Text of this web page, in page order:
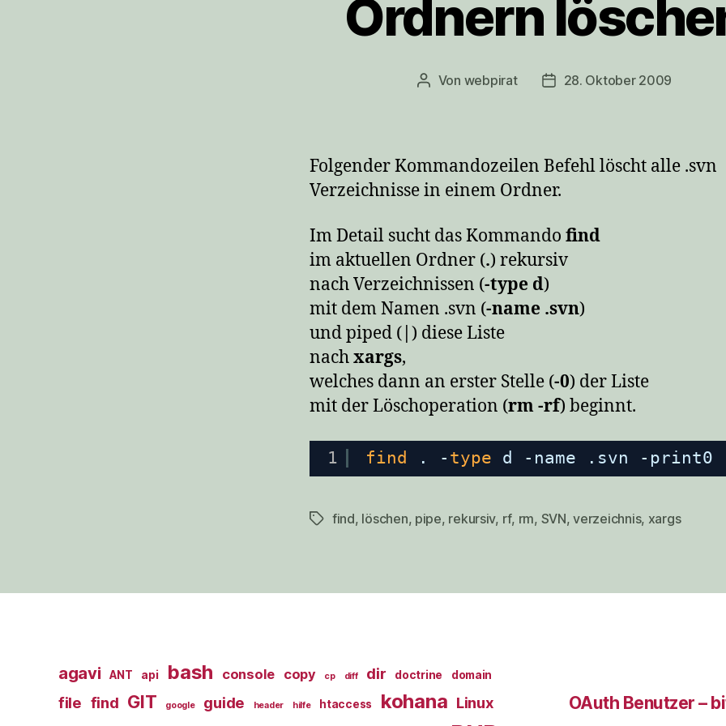
Ordnern
Beitragsautor
Von webpirat Veröffentlichungsdatum
28. Oktober 2009
Folgender Kommandozeilen Befehl löscht alle .svn
Verzeichnisse in einem Ordner.
Im Detail sucht das Kommando find
im aktuellen Ordner (.) rekursiv
nach Verzeichnissen (-type d)
mit dem Namen .svn (-name .svn)
und piped ( ) diese Liste
nachxargs,
welches dann an erster Stelle (-0) der Liste
mit der Löschoperation (rm -rf) beginnt.
1 find . - type d -name .svn -
Schlagwörter
find, löschen, pipe, rekursiv, rf, rm, SVN,verzeichnis, xargs
agavi ANT api bash console copy cp diff dir doctrine domain
file find GIT google guide header hilfe htaccess kohana Linux OAuth Benutzer –